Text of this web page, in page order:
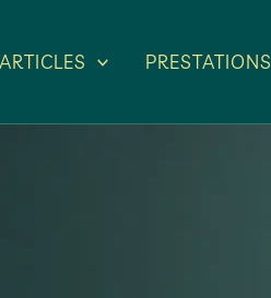
ARTICLES PRESTATIONS